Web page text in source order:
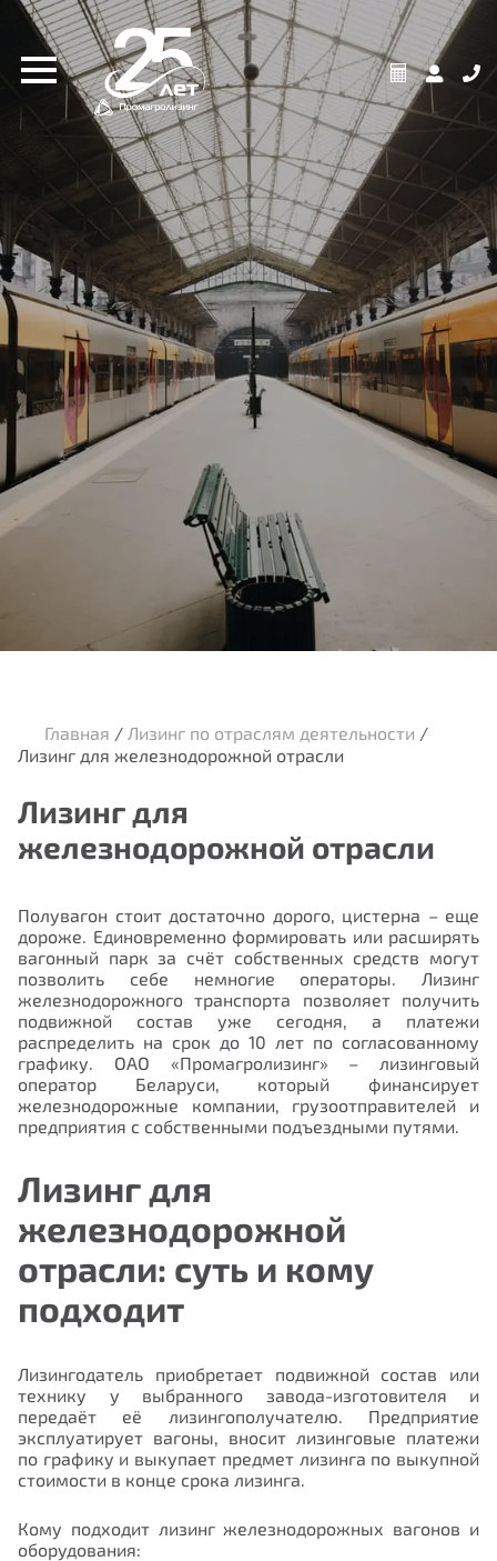
Главная / Лизинг по отраслям деятельности /
Лизинг для железнодорожной отрасли
Лизинг для
железнодорожной отрасли
Полувагон стоит достаточно дорого, цистерна – еще
дороже. Единовременно формировать или расширять
вагонный парк за счёт собственных средств могут
позволить себе немногие операторы. Лизинг
железнодорожного транспорта позволяет получить
подвижной состав уже сегодня, а платежи
распределить на срок до 10 лет по согласованному
графику. ОАО «Промагролизинг» – лизинговый
оператор Беларуси, который финансирует
железнодорожные компании, грузоотправителей и
предприятия с собственными подъездными путями.
Лизинг для
железнодорожной
отрасли: суть и кому
подходит
Лизингодатель приобретает подвижной состав или
технику у выбранного завода-изготовителя и
передаёт её лизингополучателю. Предприятие
эксплуатирует вагоны, вносит лизинговые платежи
по графику и выкупает предмет лизинга по выкупной
стоимости в конце срока лизинга.
Кому подходит лизинг железнодорожных вагонов и
оборудования: